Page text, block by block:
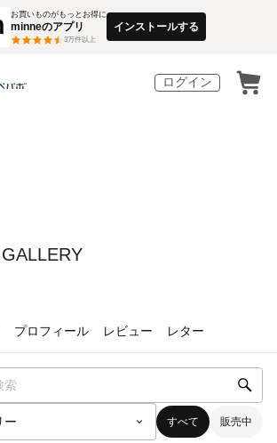
お買いものがもっとお得に
minneのアプリ
3万件以上
インストールする
ログイン
プロフィール レビュー レター
すべて 販売中